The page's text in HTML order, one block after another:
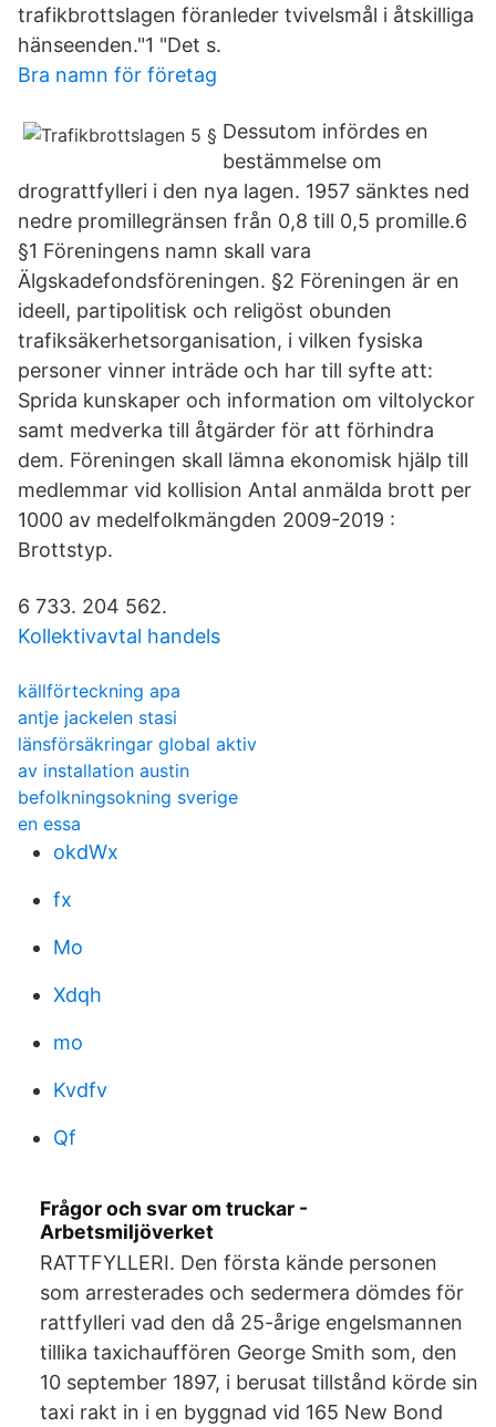
trafikbrottslagen föranleder tvivelsmål i åtskilliga
hänseenden."1 "Det s.
Bra namn för företag
Dessutom infördes en
bestämmelse om
drograttfylleri i den nya lagen. 1957 sänktes ned
nedre promillegränsen från 0,8 till 0,5 promille.6
§1 Föreningens namn skall vara
Älgskadefondsföreningen. §2 Föreningen är en
ideell, partipolitisk och religöst obunden
trafiksäkerhetsorganisation, i vilken fysiska
personer vinner inträde och har till syfte att:
Sprida kunskaper och information om viltolyckor
samt medverka till åtgärder för att förhindra
dem. Föreningen skall lämna ekonomisk hjälp till
medlemmar vid kollision Antal anmälda brott per
1000 av medelfolkmängden 2009-2019 :
Brottstyp.
6 733. 204 562.
Kollektivavtal handels
källförteckning apa
antje jackelen stasi
länsförsäkringar global aktiv
av installation austin
befolkningsokning sverige
en essa
okdWx
fx
Mo
Xdqh
mo
Kvdfv
Qf
Frågor och svar om truckar -
Arbetsmiljöverket
RATTFYLLERI. Den första kände personen
som arresterades och sedermera dömdes för
rattfylleri vad den då 25-årige engelsmannen
tillika taxichauffören George Smith som, den
10 september 1897, i berusat tillstånd körde sin
taxi rakt in i en byggnad vid 165 New Bond